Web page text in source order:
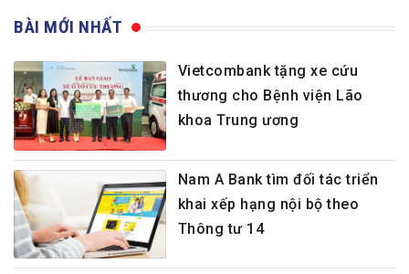
BÀI MỚI NHẤT
Vietcombank tặng xe cứu
thương cho Bệnh viện Lão
khoa Trung ương
Nam A Bank tìm đối tác triển
khai xếp hạng nội bộ theo
Thông tư 14